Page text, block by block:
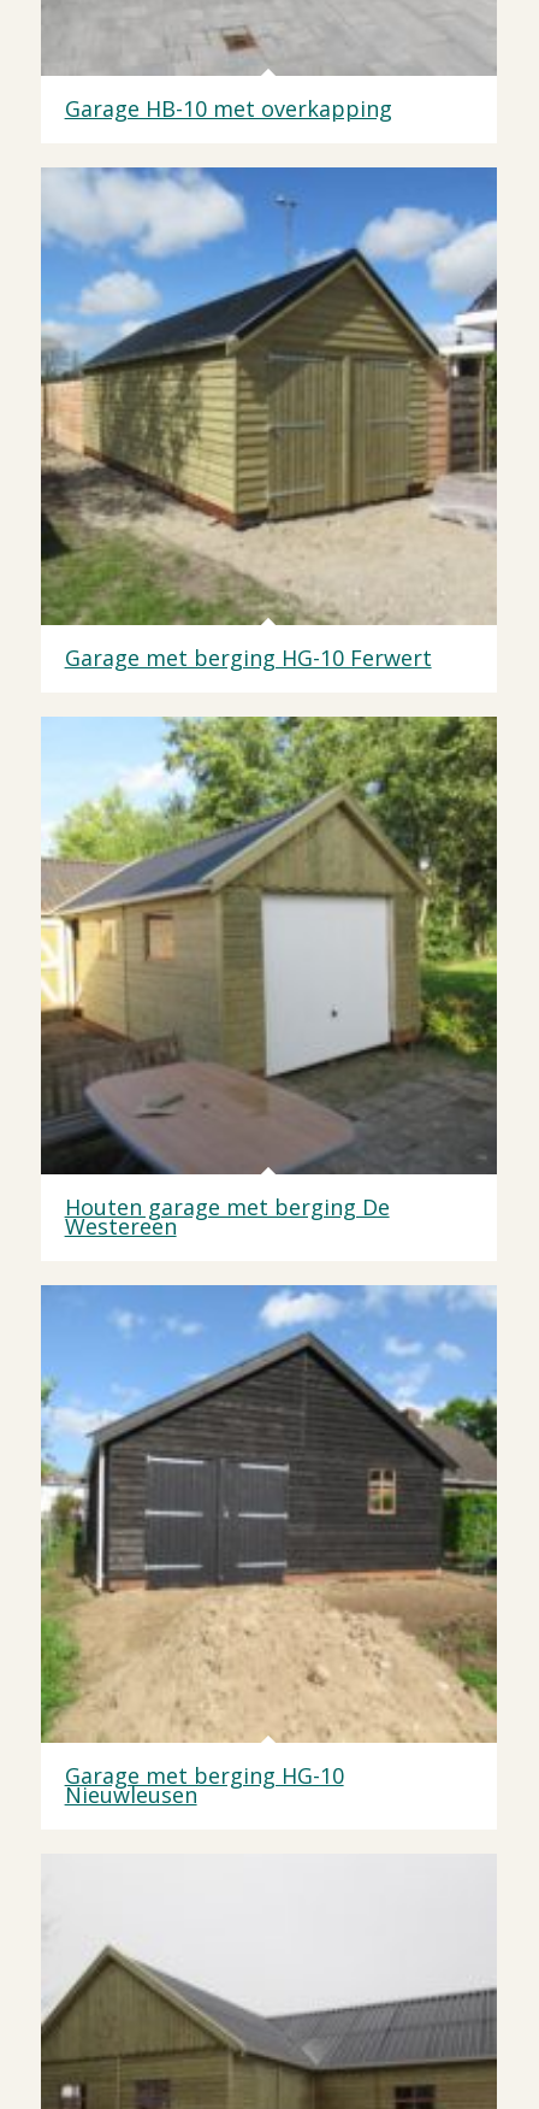
Garage HB-10 met overkapping
Garage met berging HG-10 Ferwert
Houten garage met berging De
Westereen
Garage met berging HG-10
Nieuwleusen